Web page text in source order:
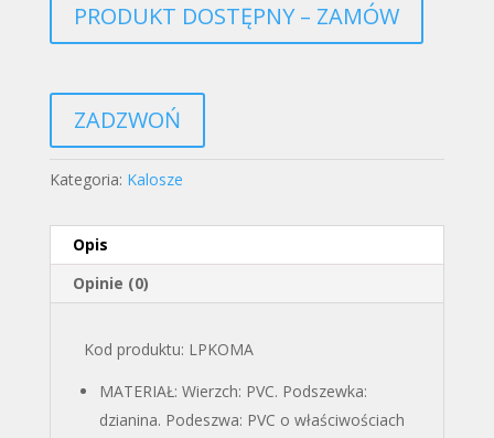
PRODUKT DOSTĘPNY – ZAMÓW
ZADZWOŃ
Kategoria: Kalosze
Opis
Opinie (0)
Kod produktu: LPKOMA
MATERIAŁ: Wierzch: PVC. Podszewka:
dzianina. Podeszwa: PVC o właściwościach